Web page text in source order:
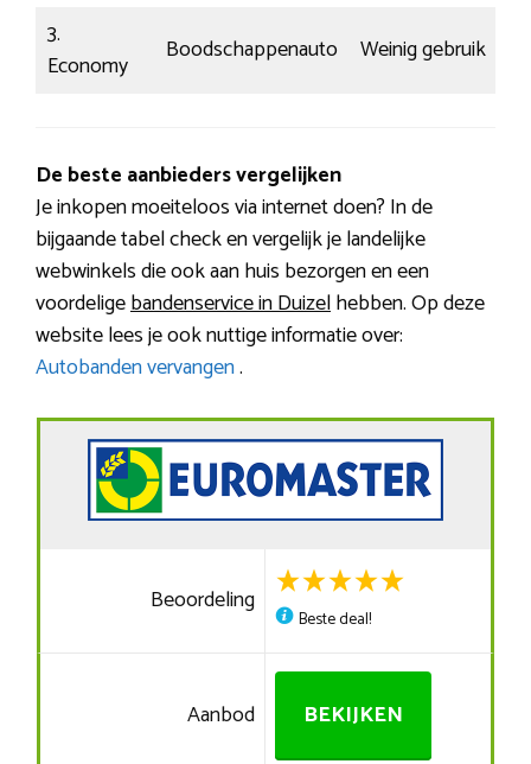
3.
Economy
Boodschappenauto Weinig gebruik
De beste aanbieders vergelijken
Je inkopen moeiteloos via internet doen? In de
bijgaande tabel check en vergelijk je landelijke
webwinkels die ook aan huis bezorgen en een
voordeligebandenservice in Duizelhebben. Op deze
website lees je ook nuttige informatie over:
Autobanden vervangen.
Beoordeling
Beste deal!
Aanbod BEKIJKEN